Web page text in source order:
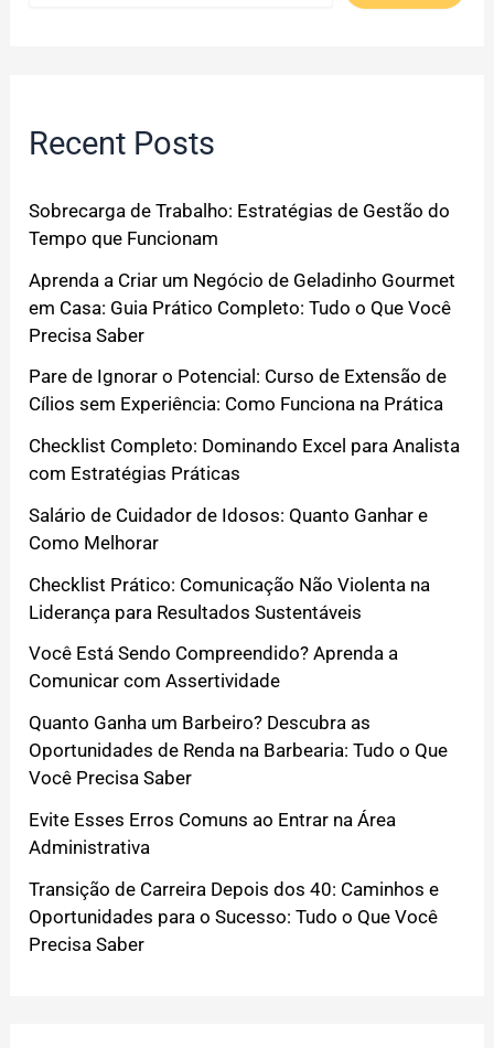
Recent Posts
Sobrecarga de Trabalho: Estratégias de Gestão do
Tempo que Funcionam
Aprenda a Criar um Negócio de Geladinho Gourmet
em Casa: Guia Prático Completo: Tudo o Que Você
Precisa Saber
Pare de Ignorar o Potencial: Curso de Extensão de
Cílios sem Experiência: Como Funciona na Prática
Checklist Completo: Dominando Excel para Analista
com Estratégias Práticas
Salário de Cuidador de Idosos: Quanto Ganhar e
Como Melhorar
Checklist Prático: Comunicação Não Violenta na
Liderança para Resultados Sustentáveis
Você Está Sendo Compreendido? Aprenda a
Comunicar com Assertividade
Quanto Ganha um Barbeiro? Descubra as
Oportunidades de Renda na Barbearia: Tudo o Que
Você Precisa Saber
Evite Esses Erros Comuns ao Entrar na Área
Administrativa
Transição de Carreira Depois dos 40: Caminhos e
Oportunidades para o Sucesso: Tudo o Que Você
Precisa Saber